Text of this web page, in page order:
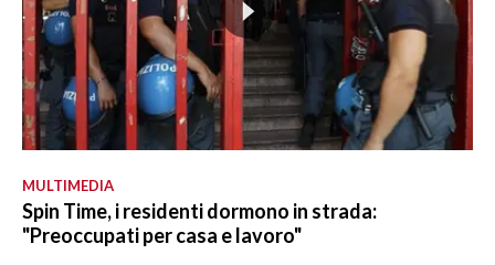
MULTIMEDIA
Spin Time, i residenti dormono in strada:
"Preoccupati per casa e lavoro"